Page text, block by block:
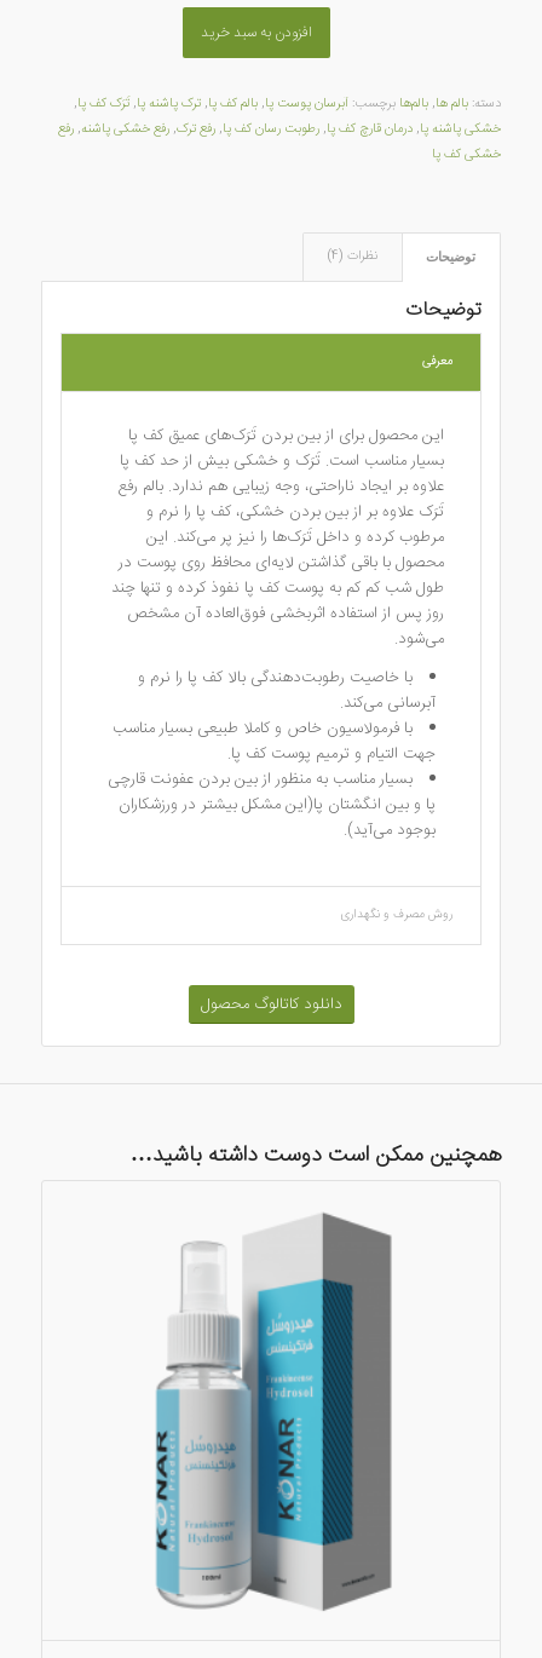
افزودن به سبد خرید
دسته: بالم ها, بالم‌ها برچسب: آبرسان پوست پا, بالم کف پا, ترک پاشنه پا,تَرَک کف پا,
خشکی پاشنه پا, درمان قارچ کف پا, رطوبت رسان کف پا, رفع ترک, رفع خشکی پاشنه, رفع
خشکی کف پا
توضیحات نظرات (4)
توضیحات
معرفی
این محصول برای از بین بردن تَرَک‌های عمیق کف پا
بسیار مناسب است. تَرَک و خشکی بیش از حد کف پا
علاوه بر ایجاد ناراحتی، وجه زیبایی هم ندارد. بالم رفع
تَرَک علاوه بر از بین بردن خشکی، کف پا را نرم و
مرطوب کرده و داخل تَرَک‌ها را نیز پر می‌کند. این
محصول با باقی گذاشتن لایه‌ای محافظ روی پوست در
طول شب کم کم به پوست کف پا نفوذ کرده و تنها چند
روز پس از استفاده اثربخشی فوق‌العاده آن مشخص
می‌شود.
با خاصیت رطوبت‌دهندگی بالا کف پا را نرم و
آبرسانی می‌کند.
با فرمولاسیون خاص و کاملا طبیعی بسیار مناسب
جهت التیام و ترمیم پوست کف پا.
بسیار مناسب به منظور از بین بردن عفونت قارچی
پا و بین انگشتان پا(این مشکل بیشتر در ورزشکاران
بوجود می‌آید).
روش مصرف و نگهداری
دانلود کاتالوگ محصول
همچنین ممکن است دوست داشته باشید…
5.00